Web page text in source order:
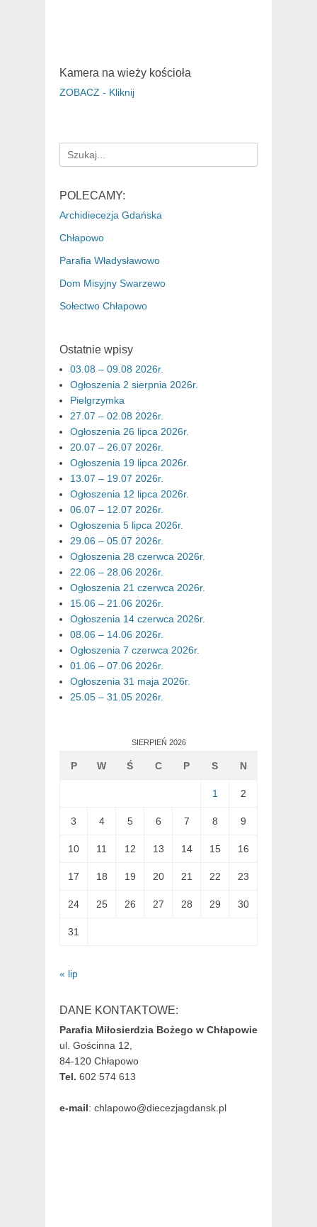
Kamera na wieży kościoła
ZOBACZ - Kliknij
Search
for:
POLECAMY:
Archidiecezja Gdańska
Chłapowo
Parafia Władysławowo
Dom Misyjny Swarzewo
Sołectwo Chłapowo
Ostatnie wpisy
03.08 – 09.08 2026r.
Ogłoszenia 2 sierpnia 2026r.
Pielgrzymka
27.07 – 02.08 2026r.
Ogłoszenia 26 lipca 2026r.
20.07 – 26.07 2026r.
Ogłoszenia 19 lipca 2026r.
13.07 – 19.07 2026r.
Ogłoszenia 12 lipca 2026r.
06.07 – 12.07 2026r.
Ogłoszenia 5 lipca 2026r.
29.06 – 05.07 2026r.
Ogłoszenia 28 czerwca 2026r.
22.06 – 28.06 2026r.
Ogłoszenia 21 czerwca 2026r.
15.06 – 21.06 2026r.
Ogłoszenia 14 czerwca 2026r.
08.06 – 14.06 2026r.
Ogłoszenia 7 czerwca 2026r.
01.06 – 07.06 2026r.
Ogłoszenia 31 maja 2026r.
25.05 – 31.05 2026r.
SIERPIEŃ 2026
P W Ś C P S N
1 2
3 4 5 6 7 8 9
10 11 12 13 14 15 16
17 18 19 20 21 22 23
24 25 26 27 28 29 30
31
« lip
DANE KONTAKTOWE:
Parafia Miłosierdzia Bożego w Chłapowie
ul. Gościnna 12,
84-120 Chłapowo
Tel. 602 574 613
e-mail: chlapowo@diecezjagdansk.pl